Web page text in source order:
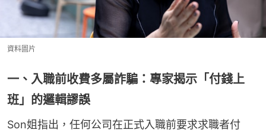
資料圖片
一、入職前收費多屬詐騙：專家揭示「付錢上
班」的邏輯謬誤
Son姐指出，任何公司在正式入職前要求求職者付